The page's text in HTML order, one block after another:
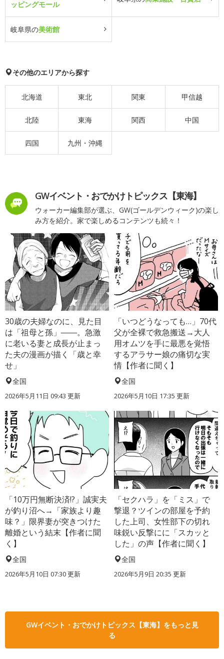
ッピングモール
岐阜県の美術館
その他のエリアから探す
北海道 東北 関東 甲信越
北陸 東海 関西 中国
四国 九州・沖縄
GWイベント・おでかけトピックス【東海】
ウォーカー編集部が選ぶ、GW(ゴールデンウィーク)の楽し
み方を紹介。家で楽しめるコンテンツも続々！
30歳の夫婦なのに、見た目
は「祖母と孫」――。急激
に老いる妻と成長が止まっ
た夫の漫画が描く「歳と幸
せ」
全国
2026年5月11日 09:43 更新
「いつどうなっても…」70代
父が全裸で救急搬送→大人
用オムツを手に最悪を覚悟
するアラサー娘の痛切な実
情【作者に聞く】
全国
2026年5月10日 17:35 更新
「10万円無断決済!?」誠実夫
が釣り沼へ→「家族より趣
味？」限界妻が突きつけた
離婚という結末【作者に聞
く】
全国
2026年5月10日 07:30 更新
「セクハラ」を「ミス」で
撃退？ツインの部屋を予約
した上司、女性部下の切れ
味鋭い反撃にに「スカッと
した」の声【作者に聞く】
全国
2026年5月9日 20:35 更新
GWイベント・おでかけトピックス【東海】をもっと見
る